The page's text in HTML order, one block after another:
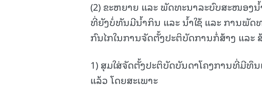
(2) ຂະຫຍາຍ ແລະ ພັດທະນາລະບົບສະໜອງນໍ້
ທີ່ຍັງບໍ່ທັນມີນໍ້າກິນ ແລະ ນໍ້າໃຊ້ ແລະ ການພັດ
ກົນໄກໃນການຈັດຕັ້ງປະຕິບັດການກໍ່ສ້າງ ແລະ
1) ສຸມໃສ່ຈັດຕັ້ງປະຕິບັດບັນດາໂຄງການທີ່ມີທຶ
ແລ້ວ ໂດຍສະເພາະ